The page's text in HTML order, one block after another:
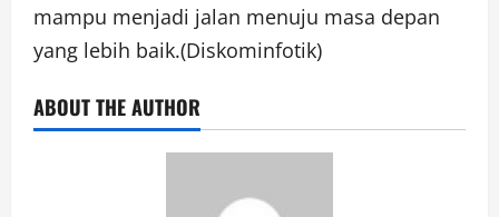
mampu menjadi jalan menuju masa depan
yang lebih baik.(Diskominfotik)
ABOUT THE AUTHOR